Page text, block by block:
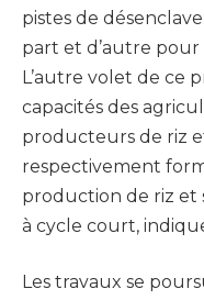
pistes de
part et d’autre pour
L’autre volet de ce
capacités des
producteurs de riz
respectivement
production de riz et
à cycle court,
Les travaux se